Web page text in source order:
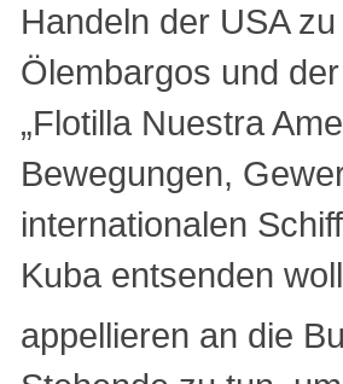
Handeln der USA
Ölembargos und
„Flotilla Nuestra
Bewegungen,
internationalen
Kuba entsenden
appellieren an die